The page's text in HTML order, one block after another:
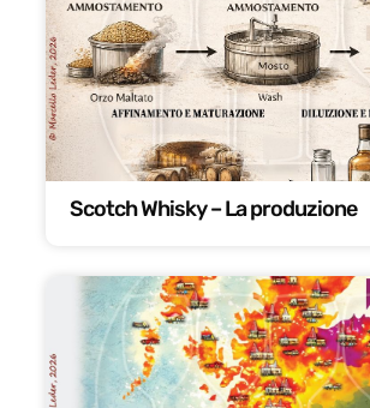
Scotch Whisky – La produzione